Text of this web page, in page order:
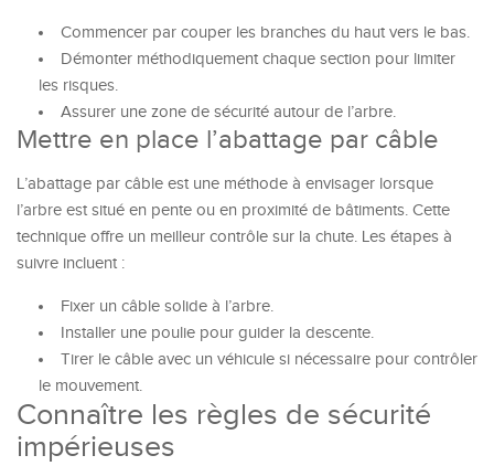
Commencer par couper les branches du haut vers le bas.
Démonter méthodiquement chaque section pour limiter
les risques.
Assurer une zone de sécurité autour de l’arbre.
Mettre en place l’abattage par câble
L’abattage par câble est une méthode à envisager lorsque
l’arbre est situé en pente ou en proximité de bâtiments. Cette
technique offre un meilleur contrôle sur la chute. Les étapes à
suivre incluent :
Fixer un câble solide à l’arbre.
Installer une poulie pour guider la descente.
Tirer le câble avec un véhicule si nécessaire pour contrôler
le mouvement.
Connaître les règles de sécurité
impérieuses